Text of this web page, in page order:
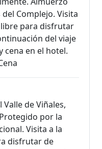
Complejo. Visita
libre para disfrutar
del viaje
cena en el hotel.
de Viñales,
por la
Visita a la
disfrutar de